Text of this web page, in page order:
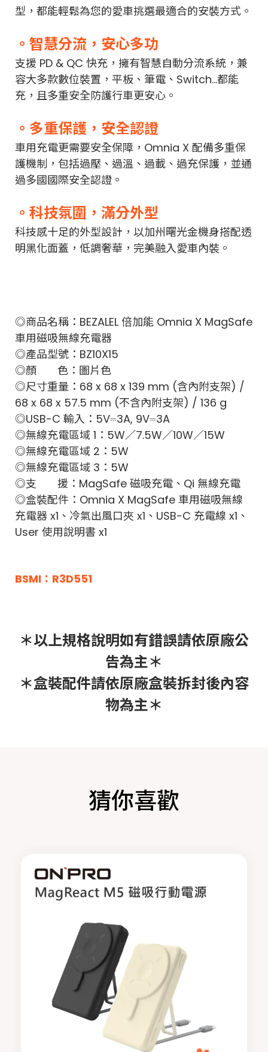
型，都能輕鬆為您的愛車挑選最適合的安裝方式。
。智慧分流，安心多功
支援 PD & QC 快充，擁有智慧自動分流系統，兼
容大多款數位裝置，平板、筆電、Switch...都能
充，且多重安全防護行車更安心。
。多重保護，安全認證
車用充電更需要安全保障，Omnia X 配備多重保
護機制，包括過壓、過溫、過載、過充保護，並通
過多國國際安全認證。
。科技氛圍，滿分外型
科技感十足的外型設計，以加州曙光金機身搭配透
明黑化面蓋，低調奢華，完美融入愛車內裝。
◎商品名稱：BEZALEL 倍加能 Omnia X MagSafe
車用磁吸無線充電器
◎產品型號：BZ10X15
◎顏 色：圖片色
◎尺寸重量：68 x 68 x 139 mm (含內附支架) /
68 x 68 x 57.5 mm (不含內附支架) / 136 g
◎USB-C 輸入：5V⎓3A, 9V⎓3A
◎無線充電區域 1：5W／7.5W／10W／15W
◎無線充電區域 2：5W
◎無線充電區域 3：5W
◎支 援：MagSafe 磁吸充電、Qi 無線充電
◎盒裝配件：Omnia X MagSafe 車用磁吸無線
充電器 x1、冷氣出風口夾 x1、USB-C 充電線 x1、
User 使用說明書 x1
BSMI：R3D551
＊以上規格說明如有錯誤請依原廠公
告為主＊
＊盒裝配件請依原廠盒裝拆封後內容
物為主＊
猜你喜歡